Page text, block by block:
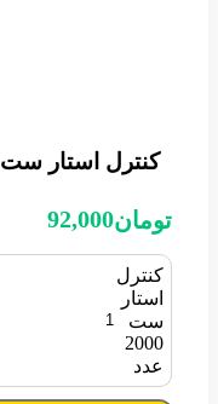
کنترل استار ست 2000
تومان92,000
کنترل
استار
ست
2000
عدد